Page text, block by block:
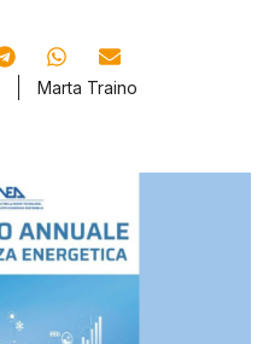
Marta Traino